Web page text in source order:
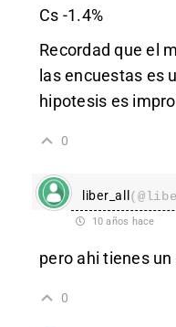
Cs -1.4%
Recordad que el
las encuestas es
hipotesis es
0
liber_all
10 años hace
pero ahi tienes un
0